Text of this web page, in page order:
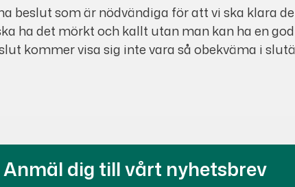
beslut som är nödvändiga för att vi ska klara
ha det mörkt och kallt utan man kan ha en
kommer visa sig inte vara så obekväma i
Anmäl dig till vårt nyhetsbrev